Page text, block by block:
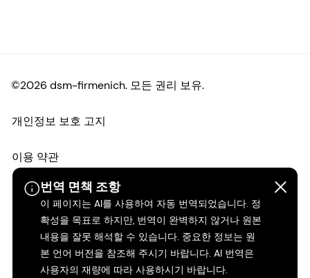
번역 면책 조항
이 페이지는 AI를 사용하여 자동 번역되었습니다. 정
확성을 목표로 하지만, 번역이 완벽하지 않거나 원본
내용을 잘못 해석할 수 있습니다. 중요한 정보는 원
본 언어 버전을 참조해 주시기 바랍니다. AI 번역은
사용자의 재량에 따라 사용하시기 바랍니다.
©2026 dsm-firmenich. 모든 권리 보유.
개인정보 보호 고지
이용 약관
약관
캘리포니아 투명성
접근성 성명서